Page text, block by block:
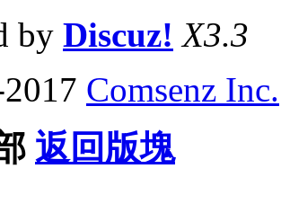
by Discuz! X3.3
Comsenz Inc.
返回版塊